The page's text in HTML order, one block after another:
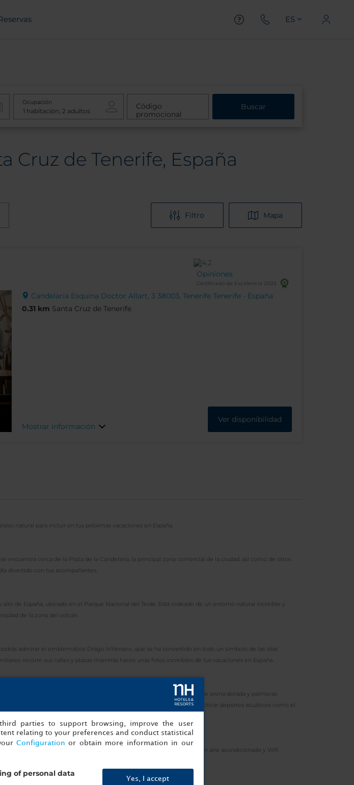
ES
Ocupación
Código
promocional
Buscar
Cruz de Tenerife, España
Filtro Mapa
Candelaria Esquina Doctor Allart, 3 38003, Tenerife Tenerife - España
0.31 km Santa Cruz de Tenerife
Opiniones
Certificado de Excelencia 2025
Mostrar información
Ver disponibilidad
natural para incluir en tus próximas vacaciones en España.
encuentra cerca de la Plaza de la Candelaria, la principal zona comercial de la ciudad, así como de otros
divertido con tus acompañantes.
alto de España, ubicado en el Parque Nacional del Teide. Está rodeado de un entorno natural increíble y
de la zona del volcán.
admirar el emblemático Drago Milenario, que se ha convertido en todo un símbolo de las islas
recorre sus calles y plazas mientras haces unas fotos increíbles de tus vacaciones en España.
de Las Teresitas, cerca del NH Tenerife. Allí encontrarás kilómetros de arena dorada y palmeras
playas de Las Américas y El Duque en Costa Adeje, ideales para practicar deportes acuáticos como el
sala de reuniones y eventos, un parking subterráneo y habitaciones con aire acondicionado y Wifi
después de un día de turismo en esta capital canaria.
parties to support browsing, improve the user
relating to your preferences and conduct statistical
Configuration or obtain more information in our
of personal data
Yes, I accept